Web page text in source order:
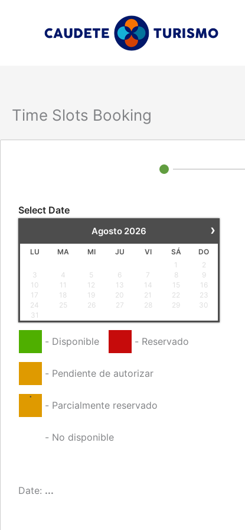
contenido
Time Slots Booking
Select Date
›
Agosto 2026
LU MA MI JU VI SÁ
DO
1
2
3
4 5 6 7 8
9
10
11 12 13 14 15
16
17
18 19 20 21 22
23
24
25 26 27 28 29
30
31
- Disponible - Reservado
- Pendiente de autorizar
·
- Parcialmente reservado
- No disponible
Date: ...